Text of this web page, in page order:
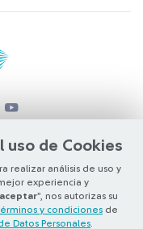
de Cookies
realizar análisis de uso y
experiencia y
aceptar”, nos autorizas su
y condiciones de
Datos Personales
2026